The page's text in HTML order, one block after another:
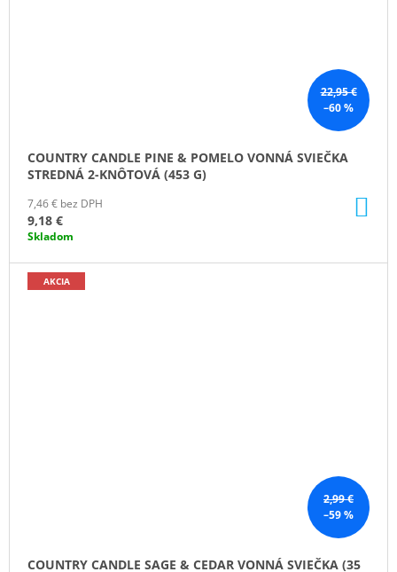
22,95 €
–60 %
COUNTRY CANDLE PINE & POMELO VONNÁ SVIEČKA
STREDNÁ 2-KNÔTOVÁ (453 G)
7,46 € bez DPH
9,18 €
Skladom
2,99 €
–59 %
AKCIA
COUNTRY CANDLE SAGE & CEDAR VONNÁ SVIEČKA (35